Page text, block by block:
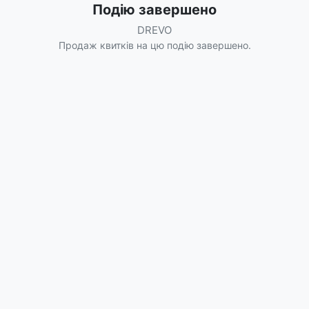
Подію завершено
DREVO
Продаж квитків на цю подію завершено.